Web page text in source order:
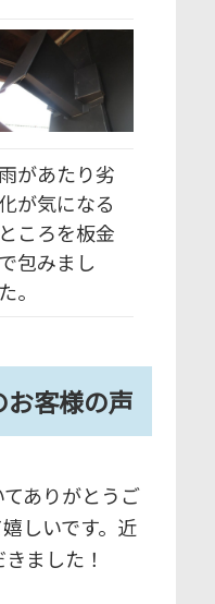
があたり劣
が気になる
ところを板金
で包みまし
た。
客様の声
ありがとうご
しいです。近
ました！